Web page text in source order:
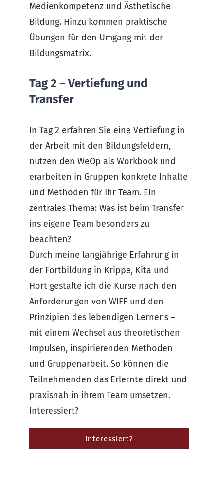
Medienkompetenz und Ästhetische
Bildung. Hinzu kommen praktische
Übungen für den Umgang mit der
Bildungsmatrix.
Tag 2 – Vertiefung und
Transfer
In Tag 2 erfahren Sie eine Vertiefung in
der Arbeit mit den Bildungsfeldern,
nutzen den WeOp als Workbook und
erarbeiten in Gruppen konkrete Inhalte
und Methoden für Ihr Team. Ein
zentrales Thema: Was ist beim Transfer
ins eigene Team besonders zu
beachten?
Durch meine langjährige Erfahrung in
der Fortbildung in Krippe, Kita und
Hort gestalte ich die Kurse nach den
Anforderungen von WIFF und den
Prinzipien des lebendigen Lernens –
mit einem Wechsel aus theoretischen
Impulsen, inspirierenden Methoden
und Gruppenarbeit. So können die
Teilnehmenden das Erlernte direkt und
praxisnah in ihrem Team umsetzen.
Interessiert?
Interessiert?